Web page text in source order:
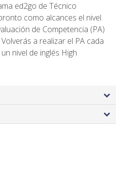
ed2go de Técnico
como alcances el nivel
de Competencia (PA)
a realizar el PA cada
nivel de inglés High